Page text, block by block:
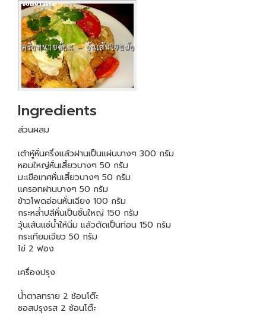
Ingredients
ส่วนผสม
เต้าหู้หั่นครึ่งแล้วฝานเป็นแผ่นบางๆ 300 กรัม
หอมใหญ่หั่นเสี้ยวบางๆ 50 กรัม
มะเขือเทศหั่นเสี้ยวบางๆ 50 กรัม
แครอทฝานบางๆ 50 กรัม
ข้าวโพดอ่อนหั่นเฉียง 100 กรัม
กระหล่ำปลีหั่นเป็นชิ้นใหญ่ 150 กรัม
วุ้นเส้นแช่น้ำให้นิ่ม แล้วตัดเป็นท่อน 150 กรัม
กระเทียมเจียว 50 กรัม
ไข่ 2 ฟอง
เครื่องปรุง
น้ำตาลทราย 2 ช้อนโต๊ะ
ซอสปรุงรส 2 ช้อนโต๊ะ